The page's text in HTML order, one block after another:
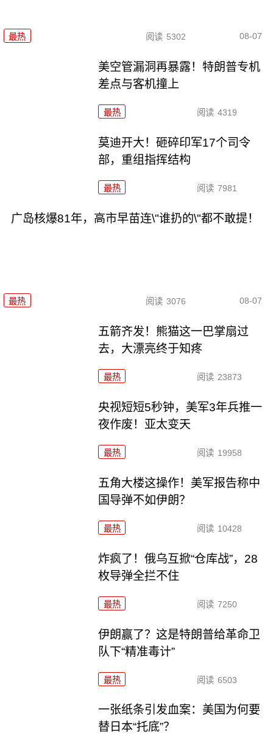
最热 阅读 5302 08-07
美空管漏洞再暴露！特朗普专机
差点与客机撞上
最热 阅读 4319
莫迪开大！砸碎印军17个司令
部，重组指挥结构
最热 阅读 7981
广岛核爆81年，高市早苗连\"谁扔的\"都不敢提！
最热 阅读 3076 08-07
五箭齐发！熊猫这一巴掌扇过
去，大漂亮终于知疼
最热 阅读 23873
央视短短5秒钟，美军3年兵推一
夜作废！亚太变天
最热 阅读 19958
五角大楼这操作！美军报告称中
国导弹不如伊朗？
最热 阅读 10428
炸疯了！俄乌互掀“仓库战”，28
枚导弹全拦不住
最热 阅读 7250
伊朗赢了？这是特朗普给革命卫
队下“精准毒计”
最热 阅读 6503
一张纸条引发血案：美国为何要
替日本“托底”？